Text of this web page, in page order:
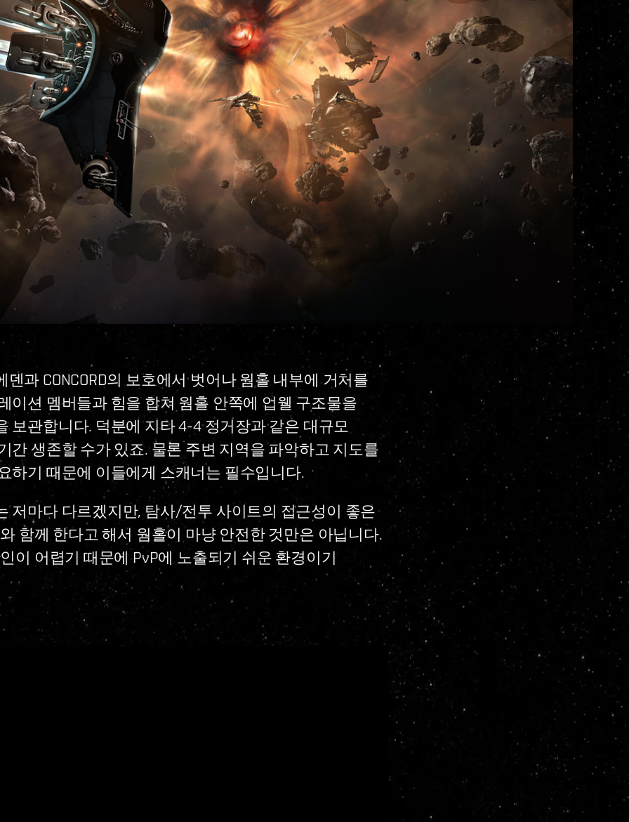
과 CONCORD의 보호에서 벗어나 웜홀 내부에 거처를
이션 멤버들과 힘을 합쳐 웜홀 안쪽에 업웰 구조물을
보관합니다. 덕분에 지타 4-4 정거장과 같은 대규모
간 생존할 수가 있죠. 물론 주변 지역을 파악하고 지도를
하기 때문에 이들에게 스캐너는 필수입니다.
저마다 다르겠지만, 탐사/전투 사이트의 접근성이 좋은
함께 한다고 해서 웜홀이 마냥 안전한 것만은 아닙니다.
이 어렵기 때문에 PvP에 노출되기 쉬운 환경이기